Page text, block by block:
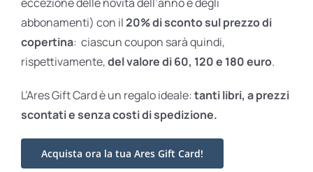
abbonamenti) con il20% di sconto sul prezzo di
copertina: ciascun coupon sarà quindi,
rispettivamente,del valore di 60, 120 e 180 euro.
L’Ares Gift Card è un regalo ideale: tanti libri, a prezzi
scontati esenza costi di spedizione.
Acquista ora la tua Ares Gift Card!